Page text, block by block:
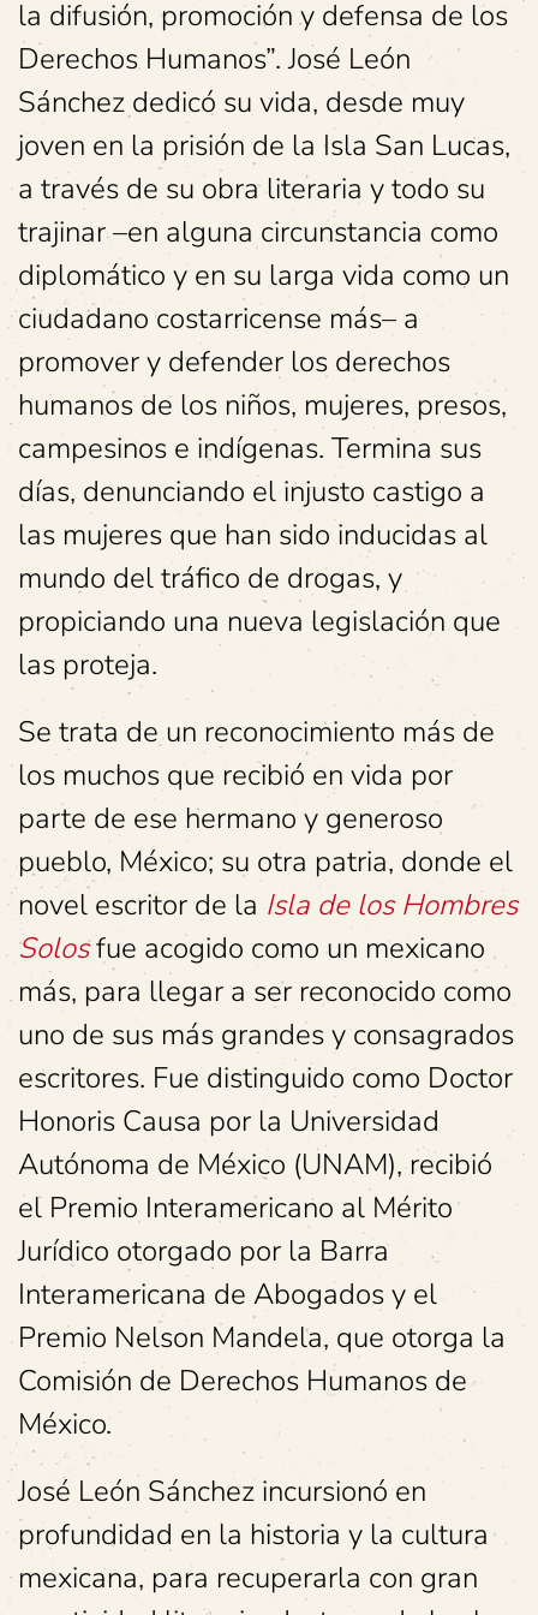
la difusión, promoción y defensa de los
Derechos Humanos”. José León
Sánchez dedicó su vida, desde muy
joven en la prisión de la Isla San Lucas,
a través de su obra literaria y todo su
trajinar –en alguna circunstancia como
diplomático y en su larga vida como un
ciudadano costarricense más– a
promover y defender los derechos
humanos de los niños, mujeres, presos,
campesinos e indígenas. Termina sus
días, denunciando el injusto castigo a
las mujeres que han sido inducidas al
mundo del tráfico de drogas, y
propiciando una nueva legislación que
las proteja.
Se trata de un reconocimiento más de
los muchos que recibió en vida por
parte de ese hermano y generoso
pueblo, México; su otra patria, donde el
novel escritor de la Isla de los Hombres
Solosfue acogido como un mexicano
más, para llegar a ser reconocido como
uno de sus más grandes y consagrados
escritores. Fue distinguido como Doctor
Honoris Causa por la Universidad
Autónoma de México (UNAM), recibió
el Premio Interamericano al Mérito
Jurídico otorgado por la Barra
Interamericana de Abogados y el
Premio Nelson Mandela, que otorga la
Comisión de Derechos Humanos de
México.
José León Sánchez incursionó en
profundidad en la historia y la cultura
mexicana, para recuperarla con gran